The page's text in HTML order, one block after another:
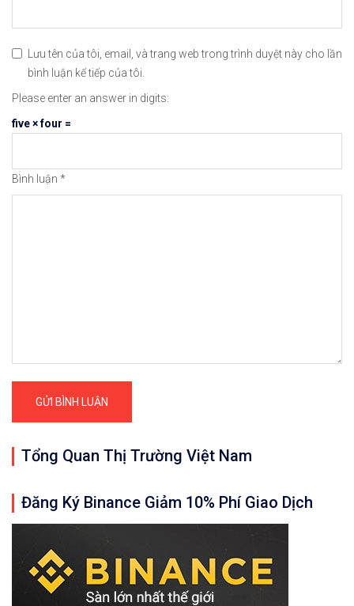
Lưu tên của tôi, email, và trang web trong trình duyệt này cho lần
bình luận kế tiếp của tôi.
Please enter an answer in digits:
five × four =
Bình luận *
Tổng Quan Thị Trường Việt Nam
Đăng Ký Binance Giảm 10% Phí Giao Dịch